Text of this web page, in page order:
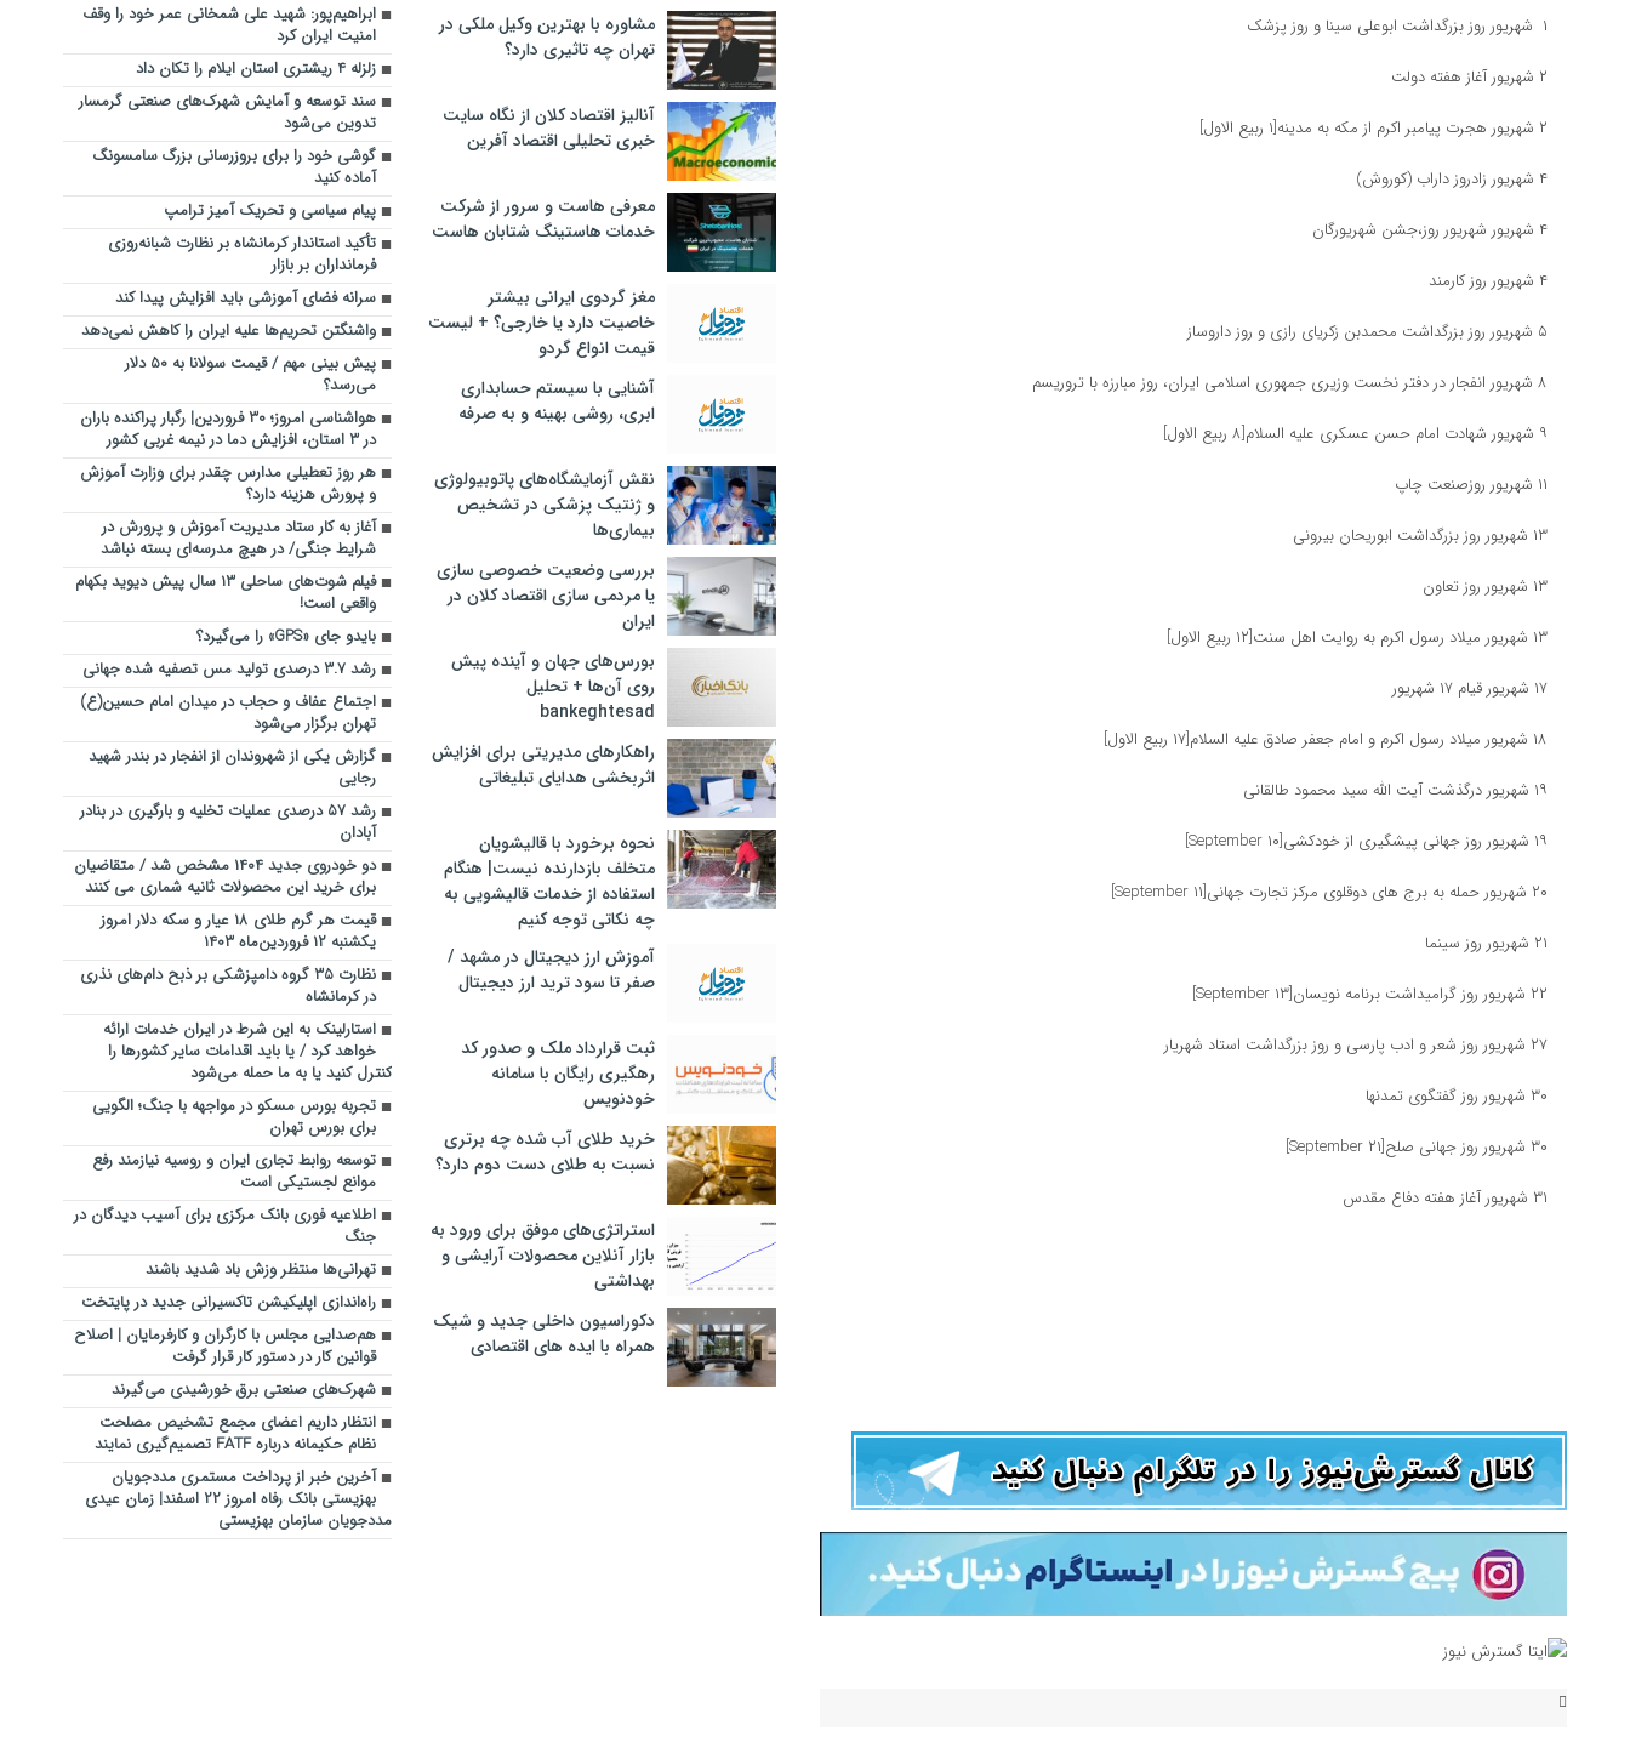
مشاوره با بهترین وکیل ملکی در
تهران چه تاثیری دارد؟
آنالیز اقتصاد کلان از نگاه سایت
خبری تحلیلی اقتصاد آفرین
معرفی هاست و سرور از شرکت
خدمات هاستینگ شتابان هاست
مغز گردوی ایرانی بیشتر
خاصیت دارد یا خارجی؟ + لیست
قیمت انواع گردو
آشنایی با سیستم حسابداری
ابری، روشی بهینه و به صرفه
نقش آزمایشگاه‌های پاتوبیولوژی
و ژنتیک پزشکی در تشخیص
بیماری‌ها
بررسی وضعیت خصوصی سازی
یا مردمی سازی اقتصاد کلان در
ایران
بورس‌های جهان و آینده پیش
روی آن‌ها + تحلیل
bankeghtesad
راهکارهای مدیریتی برای افزایش
اثربخشی هدایای تبلیغاتی
نحوه برخورد با قالیشویان
متخلف بازدارنده نیست| هنگام
استفاده از خدمات قالیشویی به
چه نکاتی توجه کنیم
آموزش ارز دیجیتال در مشهد /
صفر تا سود ترید ارز دیجیتال
ثبت قرارداد ملک و صدور کد
رهگیری رایگان با سامانه
خودنویس
خرید طلای آب شده چه برتری
نسبت به طلای دست دوم دارد؟
استراتژی‌های موفق برای ورود به
بازار آنلاین محصولات آرایشی و
بهداشتی
دکوراسیون داخلی جدید و شیک
همراه با ایده های اقتصادی
ابراهیم‌پور: شهید علی شمخانی عمر خود را وقف
امنیت ایران کرد
زلزله ۴ ریشتری استان ایلام را تکان داد
سند توسعه و آمایش شهرک‌های صنعتی گرمسار
تدوین می‌شود
گوشی خود را برای بروزرسانی بزرگ سامسونگ
آماده کنید
پیام سیاسی و تحریک آمیز ترامپ
تأکید استاندار کرمانشاه بر نظارت شبانه‌روزی
فرمانداران بر بازار
سرانه فضای آموزشی باید افزایش پیدا کند
واشنگتن تحریم‌ها علیه ایران را کاهش نمی‌دهد
پیش بینی مهم / قیمت سولانا به ۵۰ دلار
می‌رسد؟
هواشناسی امروز؛ ۳۰ فروردین| رگبار پراکنده باران
در ۳ استان، افزایش دما در نیمه غربی کشور
هر روز تعطیلی مدارس چقدر برای وزارت آموزش
و پرورش هزینه‌ دارد؟
آغاز به کار ستاد مدیریت آموزش و پرورش در
شرایط جنگی/ در هیچ مدرسه‌ای بسته نباشد
فیلم شوت‌های ساحلی ۱۳ سال پیش دیوید بکهام
واقعی است!
بایدو جای «GPS» را می‌گیرد؟
رشد ۳.۷ درصدی تولید مس تصفیه شده جهانی
اجتماع عفاف و حجاب در میدان امام حسین(ع)
تهران برگزار می‌شود
گزارش یکی از شهروندان از انفجار در بندر شهید
رجایی
رشد ۵۷ درصدی عملیات تخلیه و بارگیری در بنادر
آبادان
دو خودروی جدید ۱۴۰۴ مشخص شد / متقاضیان
برای خرید این محصولات ثانیه شماری می کنند
قیمت هر گرم طلای ۱۸ عیار و سکه دلار امروز
یکشنبه ۱۲ فروردین‌ماه ۱۴۰۳
نظارت ۳۵ گروه دامپزشکی بر ذبح دام‌های نذری
در کرمانشاه
استارلینک به این شرط در ایران خدمات ارائه
خواهد کرد / یا باید اقدامات سایر کشورها را
کنترل کنید یا به ما حمله می‌شود
تجربه بورس مسکو در مواجهه با جنگ؛ الگویی
برای بورس تهران
توسعه روابط تجاری ایران و روسیه نیازمند رفع
موانع لجستیکی است
اطلاعیه فوری بانک مرکزی برای آسیب دیدگان در
جنگ
تهرانی‌ها منتظر وزش باد شدید باشند
راه‌اندازی اپلیکیشن تاکسیرانی جدید در پایتخت
هم‌صدایی مجلس با کارگران و کارفرمایان | اصلاح
قوانین کار در دستور کار قرار گرفت
شهرک‌های صنعتی برق خورشیدی می‌گیرند
انتظار داریم اعضای مجمع تشخیص مصلحت
نظام حکیمانه درباره FATF تصمیم‌گیری نمایند
آخرین خبر از پرداخت مستمری مددجویان
بهزیستی بانک رفاه امروز ۲۲ اسفند| زمان عیدی
مددجویان سازمان بهزیستی